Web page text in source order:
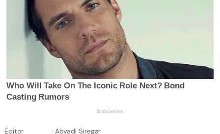
Editor : Abyadi Siregar